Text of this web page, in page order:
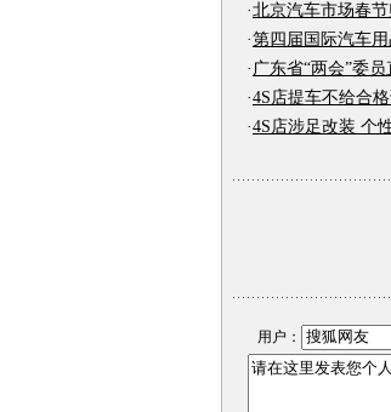
·北京汽车市场春
·第四届国际汽车
· 广东省“两会”委
·4S店提车不给合
·4S店涉足改装 个
用户：